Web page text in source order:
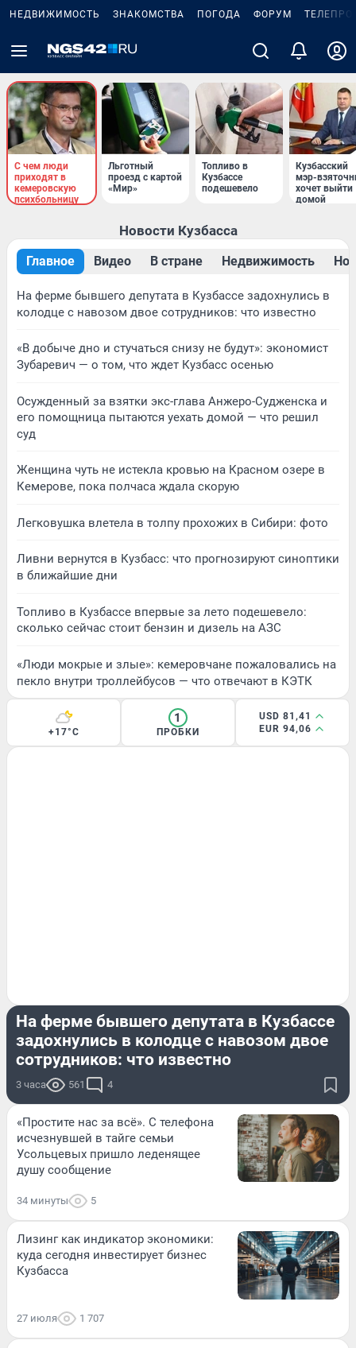
НЕДВИЖИМОСТЬ ЗНАКОМСТВА ПОГОДА ФОРУМ
С чем люди
приходят в
кемеровскую
психбольницу
Льготный
проезд с картой
«Мир»
Топливо в
Кузбассе
подешевело
Кузбасский
мэр-
хочет выйти
домой
Новости Кузбасса
Главное Видео В стране Недвижимость
На ферме бывшего депутата в Кузбассе задохнулись в
колодце с навозом двое сотрудников: что известно
«В добыче дно и стучаться снизу не будут»: экономист
Зубаревич — о том, что ждет Кузбасс осенью
Осужденный за взятки экс-глава Анжеро-Судженска и
его помощница пытаются уехать домой — что решил
суд
Женщина чуть не истекла кровью на Красном озере в
Кемерове, пока полчаса ждала скорую
Легковушка влетела в толпу прохожих в Сибири: фото
Ливни вернутся в Кузбасс: что прогнозируют синоптики
в ближайшие дни
Топливо в Кузбассе впервые за лето подешевело:
сколько сейчас стоит бензин и дизель на АЗС
«Люди мокрые и злые»: кемеровчане пожаловались на
пекло внутри троллейбусов — что отвечают в КЭТК
+17°C
1
ПРОБКИ
USD 81,41
EUR 94,06
На ферме бывшего депутата в Кузбассе
задохнулись в колодце с навозом двое
сотрудников: что известно
3 часа 561 4
«Простите нас за всё». С телефона
исчезнувшей в тайге семьи
Усольцевых пришло леденящее
душу сообщение
34 минуты 5
Лизинг как индикатор экономики:
куда сегодня инвестирует бизнес
Кузбасса
27 июля 1 707